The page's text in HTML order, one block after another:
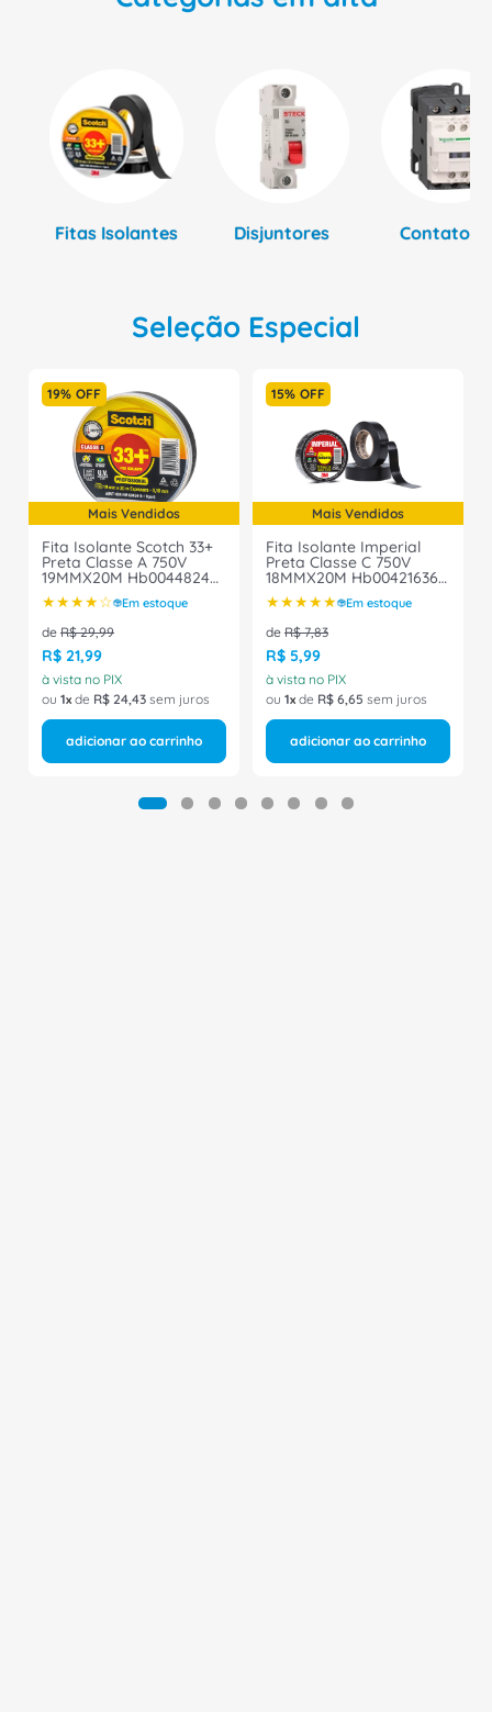
Fitas Isolantes Disjuntores
Seleção Especial
Mais Vendidos
19% OFF
Fita Isolante Scotch 33+
Preta Classe A 750V
19MMX20M Hb004482483
3M
★★★★☆ Em estoque
de R$ 29,99
R$ 21,99
à vista no PIX
ou 1 de R$ 24,43 sem juros
adicionar ao carrinho
Mais Vendidos
15% OFF
Fita Isolante Imperial
Preta Classe C 750V
18MMX20M Hb004216360
3M
★★★★★ Em estoque
de R$ 7,83
R$ 5,99
à vista no PIX
ou 1 de R$ 6,65 sem juros
adicionar ao carrinho